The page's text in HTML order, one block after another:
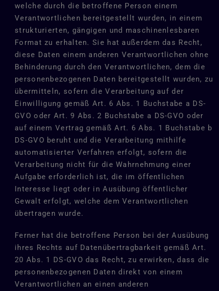
welche durch die betroffene Person einem
Verantwortlichen bereitgestellt wurden, in einem
strukturierten, gängigen und maschinenlesbaren
Format zu erhalten. Sie hat außerdem das Recht,
diese Daten einem anderen Verantwortlichen ohne
Behinderung durch den Verantwortlichen, dem die
personenbezogenen Daten bereitgestellt wurden, zu
übermitteln, sofern die Verarbeitung auf der
Einwilligung gemäß Art. 6 Abs. 1 Buchstabe a DS-
GVO oder Art. 9 Abs. 2 Buchstabe a DS-GVO oder
auf einem Vertrag gemäß Art. 6 Abs. 1 Buchstabe b
DS-GVO beruht und die Verarbeitung mithilfe
automatisierter Verfahren erfolgt, sofern die
Verarbeitung nicht für die Wahrnehmung einer
Aufgabe erforderlich ist, die im öffentlichen
Interesse liegt oder in Ausübung öffentlicher
Gewalt erfolgt, welche dem Verantwortlichen
übertragen wurde.
Ferner hat die betroffene Person bei der Ausübung
ihres Rechts auf Datenübertragbarkeit gemäß Art.
20 Abs. 1 DS-GVO das Recht, zu erwirken, dass die
personenbezogenen Daten direkt von einem
Verantwortlichen an einen anderen